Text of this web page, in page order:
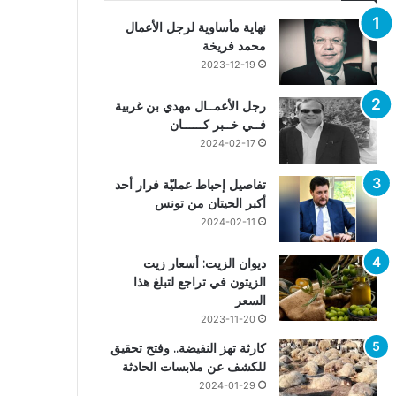
نهاية مأساوية لرجل الأعمال
محمد فريخة
2023-12-19
رجل الأعمــال مهدي بن غربية
فــي خــبر كــــــان
2024-02-17
تفاصيل إحباط عمليّة فرار أحد
أكبر الحيتان من تونس
2024-02-11
ديوان الزيت: أسعار زيت
الزيتون في تراجع لتبلغ هذا
السعر
2023-11-20
كارثة تهز النفيضة.. وفتح تحقيق
للكشف عن ملابسات الحادثة
2024-01-29